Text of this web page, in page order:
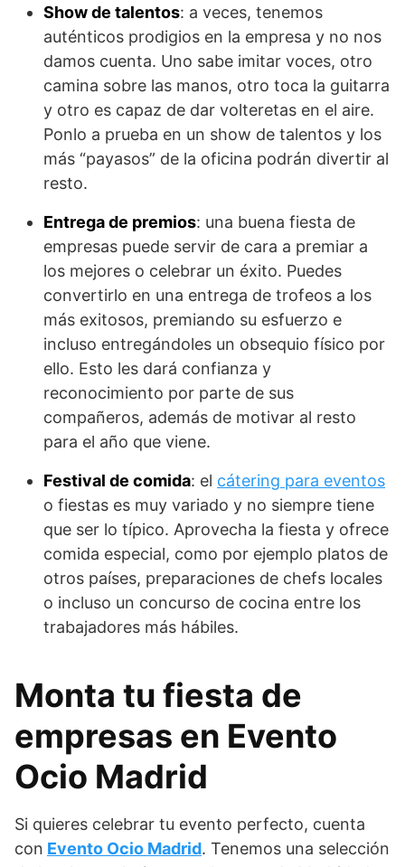
Show de talentos: a veces, tenemos
auténticos prodigios en la empresa y no nos
damos cuenta. Uno sabe imitar voces, otro
camina sobre las manos, otro toca la guitarra
y otro es capaz de dar volteretas en el aire.
Ponlo a prueba en un show de talentos y los
más “payasos” de la oficina podrán divertir al
resto.
Entrega de premios: una buena fiesta de
empresas puede servir de cara a premiar a
los mejores o celebrar un éxito. Puedes
convertirlo en una entrega de trofeos a los
más exitosos, premiando su esfuerzo e
incluso entregándoles un obsequio físico por
ello. Esto les dará confianza y
reconocimiento por parte de sus
compañeros, además de motivar al resto
para el año que viene.
Festival de comida: el cátering para eventos
o fiestas es muy variado y no siempre tiene
que ser lo típico. Aprovecha la fiesta y ofrece
comida especial, como por ejemplo platos de
otros países, preparaciones de chefs locales
o incluso un concurso de cocina entre los
trabajadores más hábiles.
Monta tu fiesta de
empresas en Evento
Ocio Madrid
Si quieres celebrar tu evento perfecto, cuenta
con Evento Ocio Madrid. Tenemos una selección